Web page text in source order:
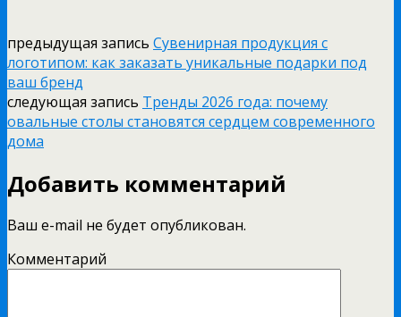
предыдущая запись Сувенирная продукция с
логотипом: как заказать уникальные подарки под
ваш бренд
следующая запись Тренды 2026 года: почему
овальные столы становятся сердцем современного
дома
Добавить комментарий
Ваш e-mail не будет опубликован.
Комментарий